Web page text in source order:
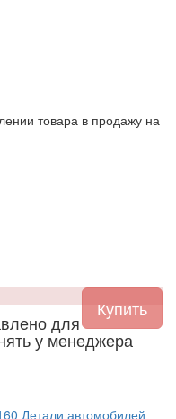
товара в продажу на
для
у менеджера
Детали автомобилей